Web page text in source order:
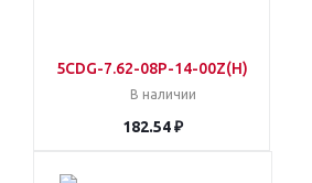
5CDG-7.62-08P-14-00Z(H)
В наличии
182.54 ₽